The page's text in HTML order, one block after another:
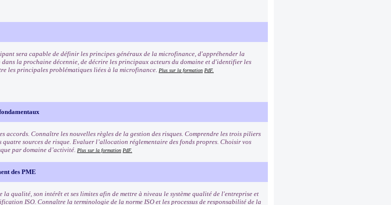
sera capable de définir les principes généraux de la microfinance, d'appréhender la
la prochaine décennie, de décrire les principaux acteurs du domaine et d'identifier les
les principales problématiques liées à la microfinance. Plus sur la formation PdF.
accords. Connaître les nouvelles règles de la gestion des risques. Comprendre les trois piliers
sources de risque. Evaluer l’allocation réglementaire des fonds propres. Choisir vos
par domaine d’activité. Plus sur la formation PdF.
des PME
la qualité, son intérêt et ses limites afin de mettre à niveau le système qualité de l'entreprise et
ISO. Connaître la terminologie de la norme ISO et les processus de responsabilité de la